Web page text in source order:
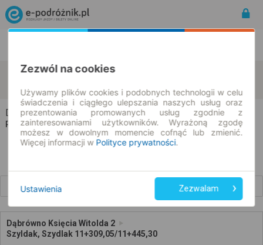
Dąbrówno
Szyldak
Dąbrówno → Szyldak
Rozkład jazdy i bilety
Dąbrówno Księcia Witolda 2
Szyldak, Szydlak 11+309,05/11+445,30
Zezwól na cookies
Używamy plików cookies i podobnych technologii w celu
świadczenia i ciągłego ulepszania naszych usług oraz
prezentowania promowanych usług zgodnie z
zainteresowaniami użytkowników. Wyrażoną zgodę
możesz w dowolnym momencie cofnąć lub zmienić.
Więcej informacji w Polityce prywatności.
Ustawienia Zezwalam